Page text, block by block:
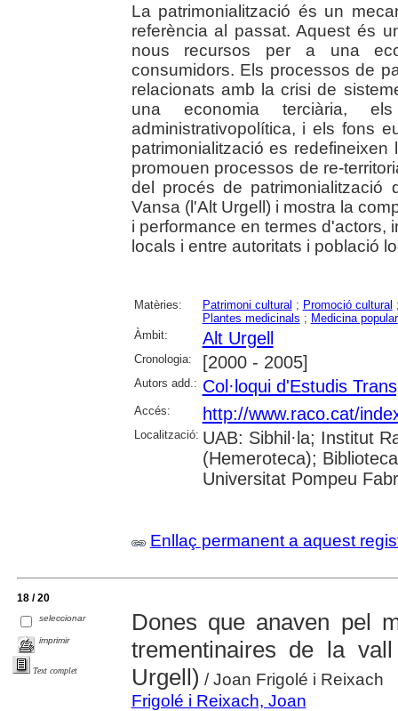
La patrimonialització és un
referència al passat. Aquest és
nous recursos per a una
consumidors. Els processos de
relacionats amb la crisi de
una economia terciària,
administrativopolítica, i els fons
patrimonialització es
promouen processos de re-
del procés de
Vansa (l'Alt Urgell) i mostra la
i performance en termes d'actors,
locals i entre autoritats i població
Matèries: Patrimoni cultural ; Promoció cultural
Plantes medicinals ; Medicina popular
Àmbit:
Alt Urgell
Cronologia: [2000 - 2005]
Autors add.: Col·loqui d'Estudis
Accés: http://www.raco.cat/
Localització: UAB: Sibhil·la; Institut
(Hemeroteca);
Universitat Pompeu
Enllaç permanent a aquest
18 / 20
seleccionar
imprimir
Text complet
Dones que anaven pel
trementinaires de la
Urgell) / Joan Frigolé i Reixach
Frigolé i Reixach, Joan